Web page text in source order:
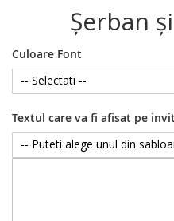
Şerban
Culoare Font
Textul care va fi afisat pe